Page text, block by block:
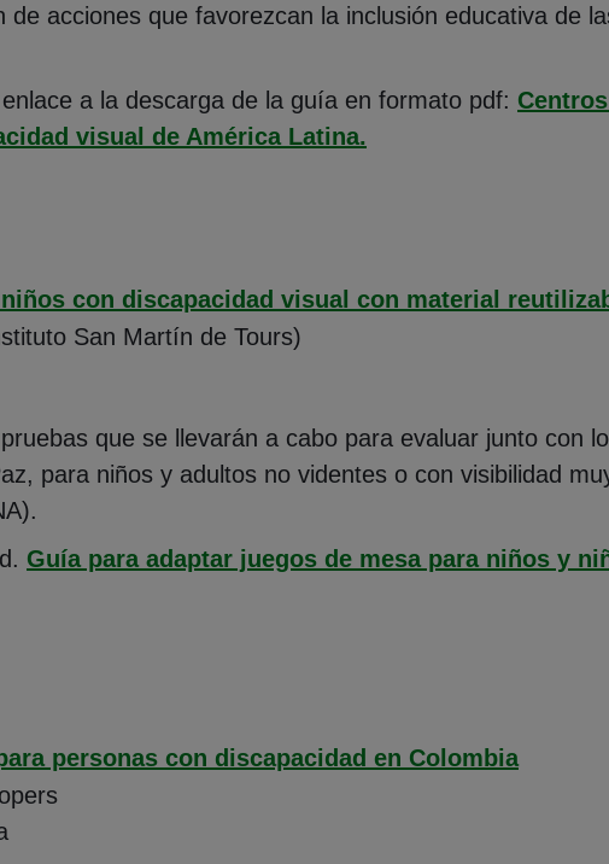
de acciones que favorezcan la inclusión educativa de
a la descarga de la guía en formato pdf:
visual de América Latina.
con discapacidad visual con material
San Martín de Tours)
que se llevarán a cabo para evaluar junto con
para niños y adultos no videntes o con visibilidad
Guía para adaptar juegos de mesa para niños y
personas con discapacidad en Colombia